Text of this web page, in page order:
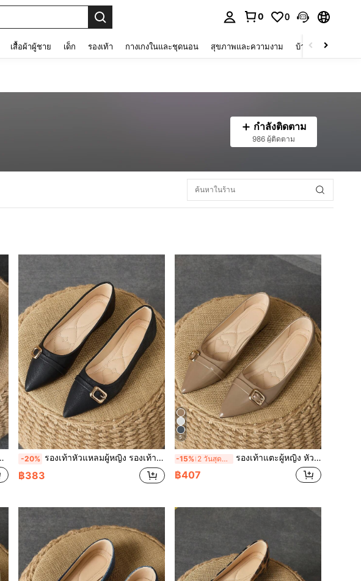
0 0
เสื้อผ้าผู้ชาย เด็ก รองเท้า กางเกงในและชุดนอน สุขภาพและความงาม บ้านและที่อยู่อาศัย
กำลังติดตาม
986 ผู้ติดตาม
-20% รองเท้าหัวแหลมผู้หญิง รองเท้าลำลองแบบสวมง่าย สำหรับงานปาร์ตี้ ใส่ทุกวัน กิจกรรมกลางแจ้ง สีดำ อเนกประสงค์ สำหรับฤดูใบไม้ผลิ/ฤดูร้อน/ฤดูใบไม้ร่วง
฿383
5
-15% 2 วันสุดท้าย รองเท้าแตะผู้หญิง หัวแหลม ใส่ได้ทุกโอกาส สีน้ำตาลเข้ม เหมาะสำหรับ งานปาร์ตี้ การใช้งานประจำวัน กิจกรรมกลางแจ้ง ใช้ได้ในฤดูใบไม้ผลิและฤดูร้อน
฿407